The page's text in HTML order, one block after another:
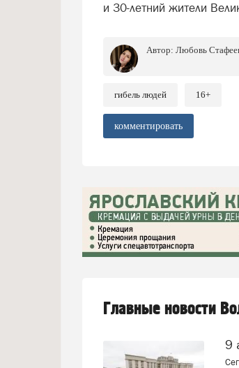
и 30-летний жители
Автор: Любовь
гибель людей 16+
комментировать
Главные новости